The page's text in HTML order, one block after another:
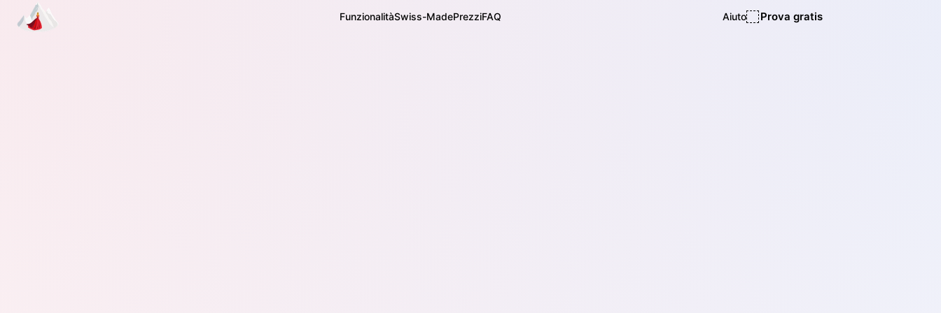
FunzionalitàSwiss-MadePrezziFAQ Aiuto Prova gratis